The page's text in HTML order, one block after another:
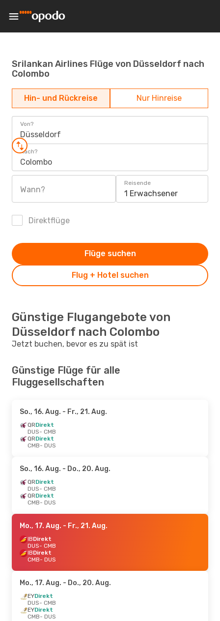
Srilankan Airlines Flüge von Düsseldorf nach
Colombo
Hin- und Rückreise Nur Hinreise
Von?
Düsseldorf
Nach?
Colombo
Wann?
Reisende
1 Erwachsener
Direktflüge
Flug + Hotel suchen
Flüge suchen
Günstige Flugangebote von
Düsseldorf nach Colombo
Jetzt buchen, bevor es zu spät ist
Günstige Flüge für alle
Fluggesellschaften
So., 16. Aug. - Fr., 21. Aug.
QRDirekt
DUS- CMB
QRDirekt
CMB- DUS
So., 16. Aug. - Do., 20. Aug.
QRDirekt
DUS- CMB
QRDirekt
CMB- DUS
Mo., 17. Aug. - Fr., 21. Aug.
IBDirekt
DUS- CMB
IBDirekt
CMB- DUS
Mo., 17. Aug. - Do., 20. Aug.
EYDirekt
DUS- CMB
EYDirekt
CMB- DUS